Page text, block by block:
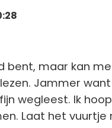
bent, maar kan
Jammer
wegleest. Ik
Laat het vuurtje